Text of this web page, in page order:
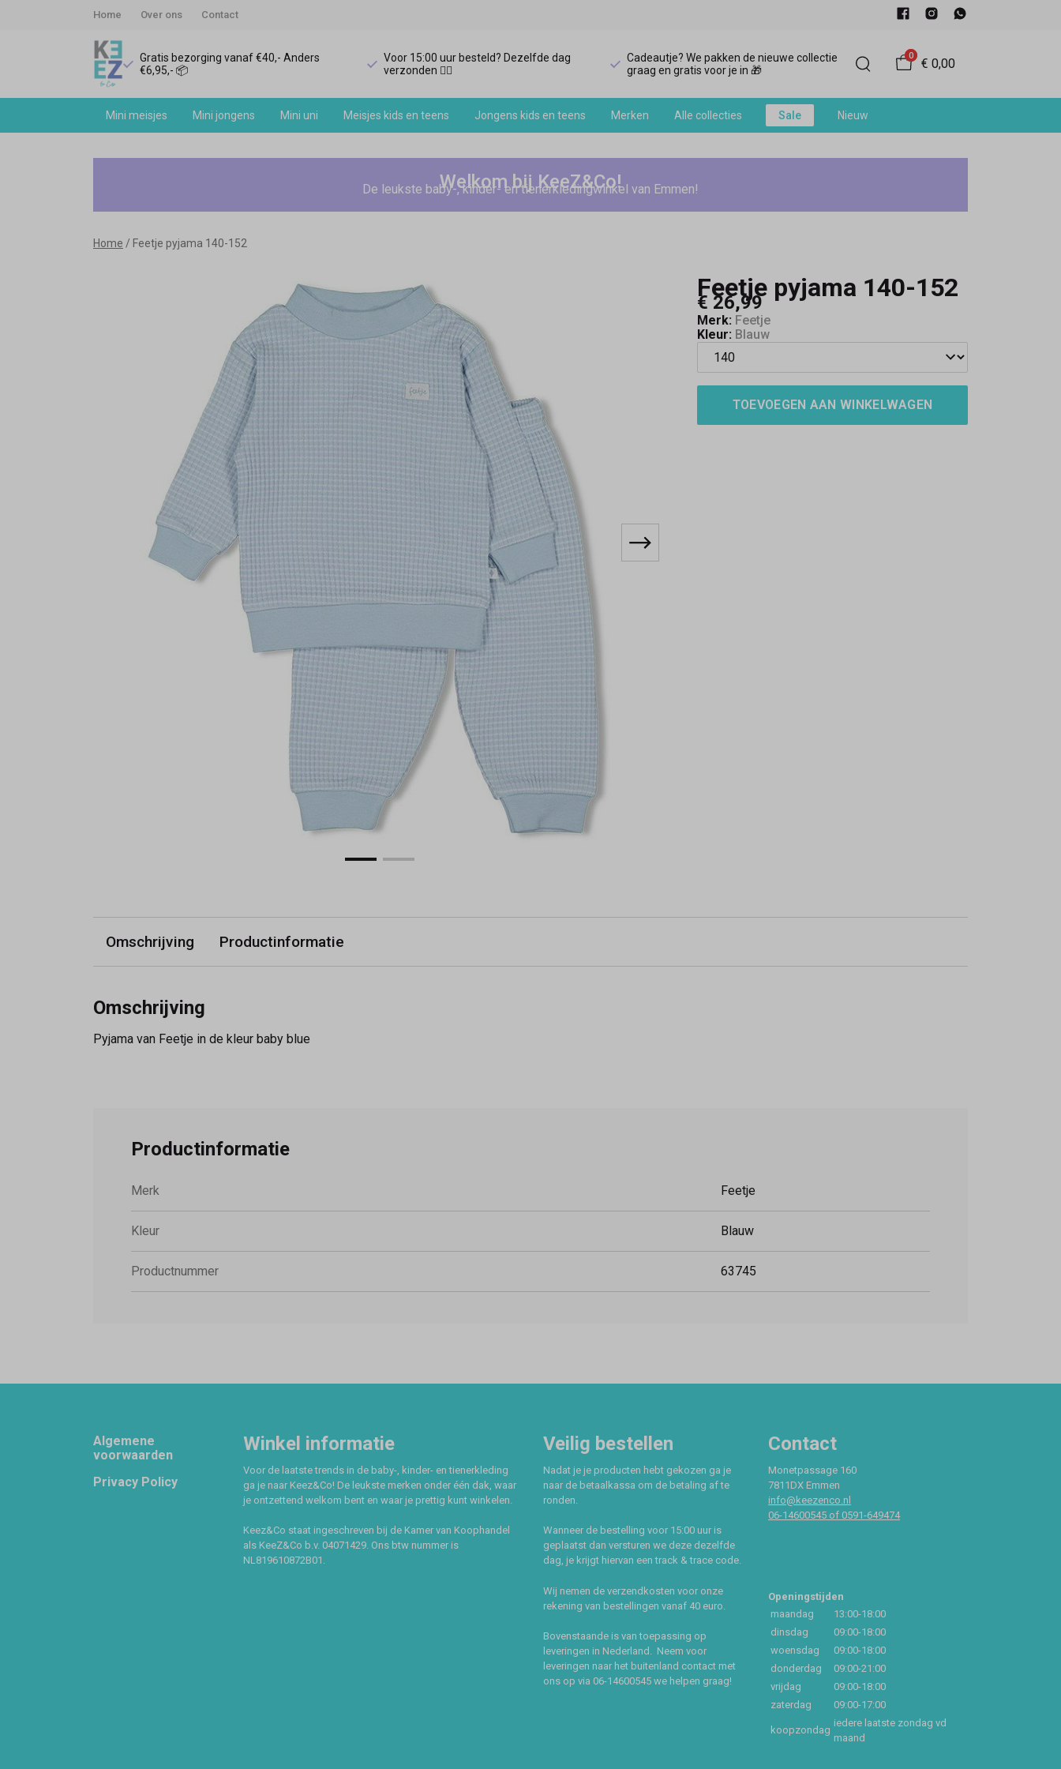
Home Over ons Contact
Gratis bezorging vanaf €40,- Anders
€6,95,- 📦
Voor 15:00 uur besteld? Dezelfde dag
verzonden 🏃‍♀️
Cadeautje? We pakken de nieuwe collectie
graag en gratis voor je in 🎁
0
€ 0,00
Mini meisjes Mini jongens Mini uni Meisjes kids en teens Jongens kids en teens Merken Alle collecties Sale Nieuw
Feetje
Welkom bij KeeZ&Co!
De leukste baby-, kinder- en tienerkledingwinkel van Emmen!
Home Feetje pyjama 140-152
Feetje pyjama 140-152
€ 26,99
Merk: Feetje
Kleur: Blauw
TOEVOEGEN AAN WINKELWAGEN
Omschrijving Productinformatie
Omschrijving
Pyjama van Feetje in de kleur baby blue
Productinformatie
Merk Feetje
Kleur Blauw
Productnummer 63745
Footer
Algemene
voorwaarden
Privacy Policy
Winkel informatie
Voor de laatste trends in de baby-, kinder- en tienerkleding
ga je naar Keez&Co! De leukste merken onder één dak, waar
je ontzettend welkom bent en waar je prettig kunt winkelen.
Keez&Co staat ingeschreven bij de Kamer van Koophandel
als KeeZ&Co b.v. 04071429. Ons btw nummer is
NL819610872B01.
Veilig bestellen
Nadat je je producten hebt gekozen ga je
naar de betaalkassa om de betaling af te
ronden.
Wanneer de bestelling voor 15:00 uur is
geplaatst dan versturen we deze dezelfde
dag, je krijgt hiervan een track & trace code.
Wij nemen de verzendkosten voor onze
rekening van bestellingen vanaf 40 euro.
Bovenstaande is van toepassing op
leveringen in Nederland. Neem voor
leveringen naar het buitenland contact met
ons op via 06-14600545 we helpen graag!
Contact
Monetpassage 160
7811DX Emmen
info@keezenco.nl
06-14600545 of 0591-649474
Openingstijden
maandag
13:00-18:00
dinsdag
09:00-18:00
woensdag
09:00-18:00
donderdag
09:00-21:00
vrijdag
09:00-18:00
zaterdag
09:00-17:00
koopzondag
iedere laatste zondag vd
maand